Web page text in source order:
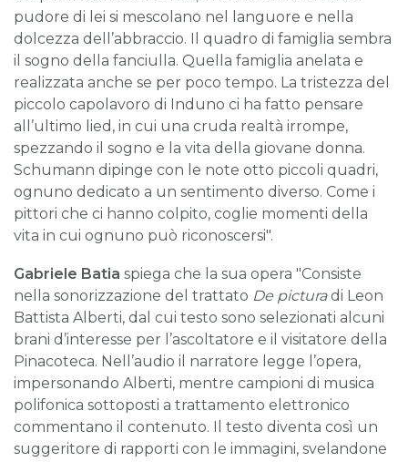
pudore di lei si mescolano nel languore e nella
dolcezza dell’abbraccio. Il quadro di famiglia sembra
il sogno della fanciulla. Quella famiglia anelata e
realizzata anche se per poco tempo. La tristezza del
piccolo capolavoro di Induno ci ha fatto pensare
all’ultimo lied, in cui una cruda realtà irrompe,
spezzando il sogno e la vita della giovane donna.
Schumann dipinge con le note otto piccoli quadri,
ognuno dedicato a un sentimento diverso. Come i
pittori che ci hanno colpito, coglie momenti della
vita in cui ognuno può riconoscersi".
Gabriele Batia spiega che la sua opera "Consiste
nella sonorizzazione del trattato De picturadi Leon
Battista Alberti, dal cui testo sono selezionati alcuni
brani d’interesse per l’ascoltatore e il visitatore della
Pinacoteca. Nell’audio il narratore legge l’opera,
impersonando Alberti, mentre campioni di musica
polifonica sottoposti a trattamento elettronico
commentano il contenuto. Il testo diventa così un
suggeritore di rapporti con le immagini, svelandone